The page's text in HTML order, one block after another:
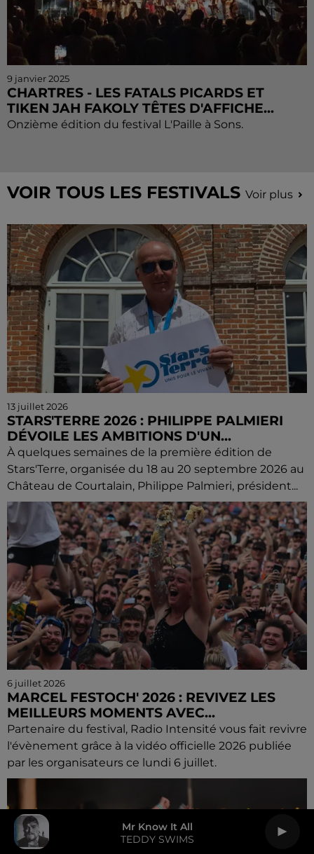
Mr Know It All
TEDDY SWIMS
9 janvier 2025
CHARTRES - LES FATALS PICARDS ET
TIKEN JAH FAKOLY TÊTES D'AFFICHE...
Onzième édition du festival L'Paille à Sons.
VOIR TOUS LES FESTIVALS Voir plus
13 juillet 2026
STARS'TERRE 2026 : PHILIPPE PALMIERI
DÉVOILE LES AMBITIONS D'UN...
À quelques semaines de la première édition de
Stars'Terre, organisée du 18 au 20 septembre 2026 au
Château de Courtalain, Philippe Palmieri, président...
6 juillet 2026
MARCEL FESTOCH' 2026 : REVIVEZ LES
MEILLEURS MOMENTS AVEC...
Partenaire du festival, Radio Intensité vous fait revivre
l'évènement grâce à la vidéo officielle 2026 publiée
par les organisateurs ce lundi 6 juillet.